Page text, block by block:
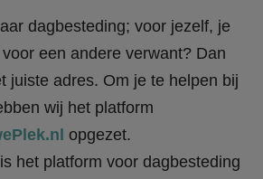
dagbesteding; voor jezelf, je
een andere verwant? Dan
juiste adres. Om je te helpen bij
wij het platform
opgezet.
het platform voor dagbesteding